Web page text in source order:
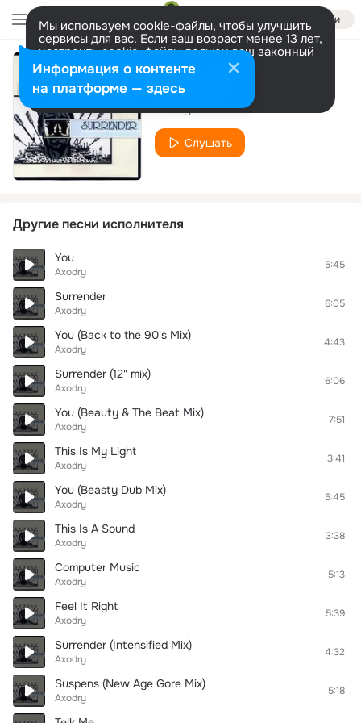
Войти
Мы используем cookie-файлы, чтобы улучшить
сервисы для вас. Если ваш возраст менее 13 лет,
настроить cookie-файлы должен ваш законный
представитель. Больше информации
Разрешить все Настроить
Classic Dance
Axodry
Слушать
Другие песни исполнителя
You
Axodry
5:45
Surrender
Axodry
6:05
You (Back to the 90's Mix)
Axodry
4:43
Surrender (12" mix)
Axodry
6:06
You (Beauty & The Beat Mix)
Axodry
7:51
This Is My Light
Axodry
3:41
You (Beasty Dub Mix)
Axodry
5:45
This Is A Sound
Axodry
3:38
Computer Music
Axodry
5:13
Feel It Right
Axodry
5:39
Surrender (Intensified Mix)
Axodry
4:32
Suspens (New Age Gore Mix)
Axodry
5:18
Информация о контенте
на платформе — здесь